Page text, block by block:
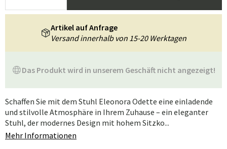
Das Produkt wird in unserem Geschäft nicht angezeigt!
Artikel auf Anfrage
Versand innerhalb von 15-20 Werktagen
Schaffen Sie mit dem Stuhl Eleonora Odette eine einladende
und stilvolle Atmosphäre in Ihrem Zuhause – ein eleganter
Stuhl, der modernes Design mit hohem Sitzko...
Mehr Informationen